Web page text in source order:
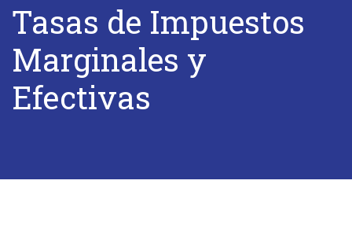
Tasas de Impuestos
Marginales y
Efectivas